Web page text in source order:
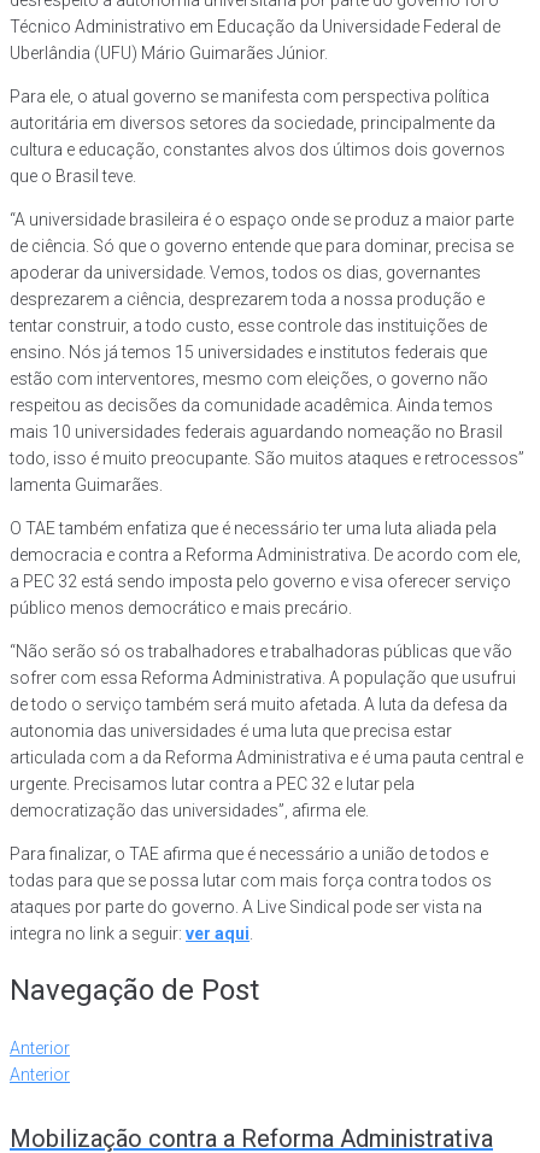
Técnico Administrativo em Educação da Universidade Federal de
Uberlândia (UFU) Mário Guimarães Júnior.
Para ele, o atual governo se manifesta com perspectiva política
autoritária em diversos setores da sociedade, principalmente da
cultura e educação, constantes alvos dos últimos dois governos
que o Brasil teve.
“A universidade brasileira é o espaço onde se produz a maior parte
de ciência. Só que o governo entende que para dominar, precisa se
apoderar da universidade. Vemos, todos os dias, governantes
desprezarem a ciência, desprezarem toda a nossa produção e
tentar construir, a todo custo, esse controle das instituições de
ensino. Nós já temos 15 universidades e institutos federais que
estão com interventores, mesmo com eleições, o governo não
respeitou as decisões da comunidade acadêmica. Ainda temos
mais 10 universidades federais aguardando nomeação no Brasil
todo, isso é muito preocupante. São muitos ataques e retrocessos”
lamenta Guimarães.
O TAE também enfatiza que é necessário ter uma luta aliada pela
democracia e contra a Reforma Administrativa. De acordo com ele,
a PEC 32 está sendo imposta pelo governo e visa oferecer serviço
público menos democrático e mais precário.
“Não serão só os trabalhadores e trabalhadoras públicas que vão
sofrer com essa Reforma Administrativa. A população que usufrui
de todo o serviço também será muito afetada. A luta da defesa da
autonomia das universidades é uma luta que precisa estar
articulada com a da Reforma Administrativa e é uma pauta central e
urgente. Precisamos lutar contra a PEC 32 e lutar pela
democratização das universidades”, afirma ele.
Para finalizar, o TAE afirma que é necessário a união de todos e
todas para que se possa lutar com mais força contra todos os
ataques por parte do governo. A Live Sindical pode ser vista na
integra no link a seguir: ver aqui
Navegação de Post
Anterior
Anterior
Mobilização contra a Reforma Administrativa